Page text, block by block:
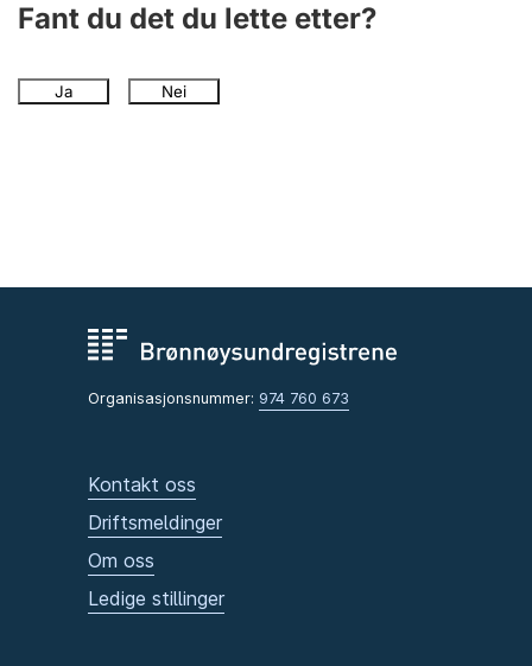
Fant du det du lette etter?
Ja Nei
Organisasjonsnummer: 974 760 673
Kontakt oss
Driftsmeldinger
Om oss
Ledige stillinger